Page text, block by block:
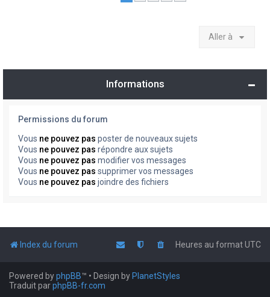
Aller à
Informations
Permissions du forum
Vous ne pouvez pas poster de nouveaux sujets
Vous ne pouvez pas répondre aux sujets
Vous ne pouvez pas modifier vos messages
Vous ne pouvez pas supprimer vos messages
Vous ne pouvez pas joindre des fichiers
Index du forum Heures au formatUTC
Powered byphpBB™ • Design by PlanetStyles
Traduit parphpBB-fr.com